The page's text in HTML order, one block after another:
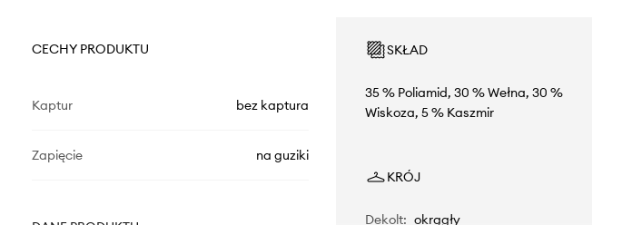
CECHY PRODUKTU
Kaptur bez kaptura
Zapięcie na guziki
SKŁAD
35 % Poliamid, 30 % Wełna, 30 %
Wiskoza, 5 % Kaszmir
KRÓJ
Dekolt: okrągły